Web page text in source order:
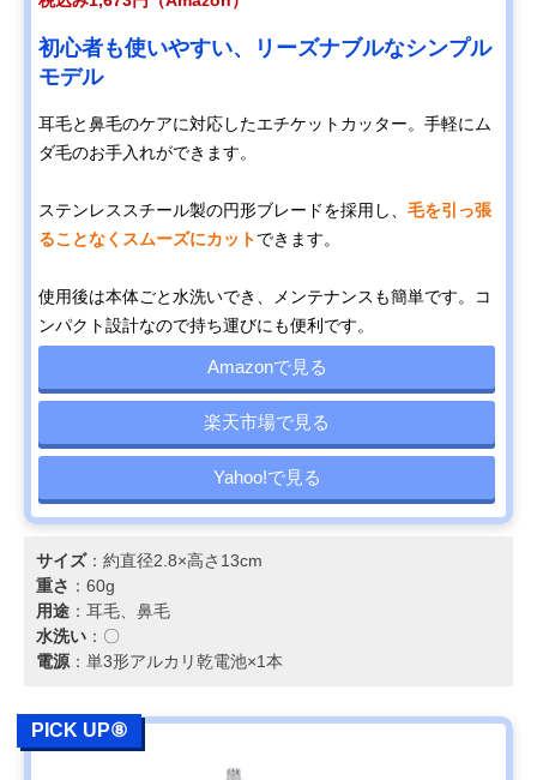
初心者も使いやすい、リーズナブルなシンプル
モデル
耳毛と鼻毛のケアに対応したエチケットカッター。手軽にム
ダ毛のお手入れができます。
ステンレススチール製の円形ブレードを採用し、 毛を引っ張
ることなくスムーズにカットできます。
使用後は本体ごと水洗いでき、メンテナンスも簡単です。コ
ンパクト設計なので持ち運びにも便利です。
Amazonで見る
楽天市場で見る
Yahoo!で見る
サイズ：約直径2.8×高さ13cm
重さ ：60g
用途 ：耳毛、鼻毛
水洗い ：〇
電源 ：単3形アルカリ乾電池×1本
PICK UP⑧